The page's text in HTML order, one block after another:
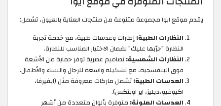
يقدم موقع ايوا مجموعة متنوعة من منتجات العناية بالعيون، تشمل:
النظارات الطبية:إطارات وعدسات طبية، مع خدمة تجربة
النظارة "جرّبها عليك" لضمان الاختيار المناسب للنظارة.
النظارات الشمسية:تصاميم عصرية توفر حماية من الأشعة
فوق البنفسجية، مع تشكيلة واسعة للرجال والنساء والأطفال.
العدسات الطبية:تشمل ماركات معروفة مثل (ايفيرفا،
اكيوفيو،ديليز، اير اوبتكس).
العدسات الملونة: متوفرة بألوان متعددة من أشهر